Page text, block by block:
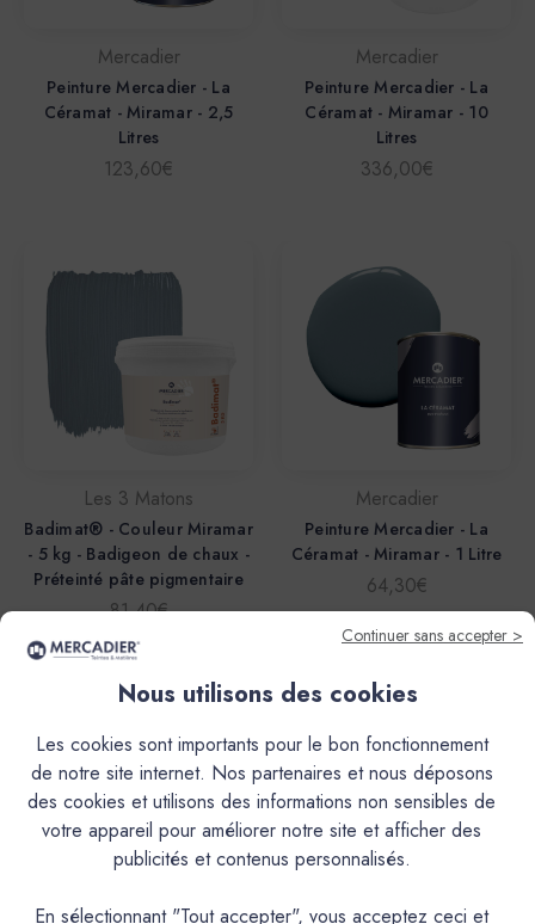
Mercadier
Peinture Mercadier - La
Céramat - Miramar - 2,5
Litres
123,60€
Mercadier
Peinture Mercadier - La
Céramat - Miramar - 10
Litres
336,00€
Les 3 Matons
Badimat® - Couleur Miramar
- 5 kg - Badigeon de chaux -
Préteinté pâte pigmentaire
81,40€
Mercadier
Peinture Mercadier - La
Céramat - Miramar - 1 Litre
64,30€
Continuer sans accepter >
Nous utilisons des cookies
Les cookies sont importants pour le bon fonctionnement
de notre site internet. Nos partenaires et nous déposons
des cookies et utilisons des informations non sensibles de
votre appareil pour améliorer notre site et afficher des
publicités et contenus personnalisés.
En sélectionnant "Tout accepter", vous acceptez ceci et